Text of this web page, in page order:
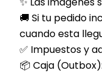
🚚 Si tu pedido
cuando esta
✅ Impuestos y
📦 Caja